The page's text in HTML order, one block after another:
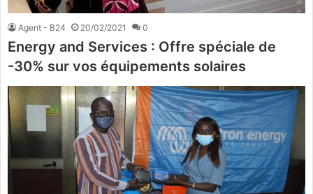
Agent - B24 20/02/2021 0
Energy and Services : Offre spéciale de
-30% sur vos équipements solaires